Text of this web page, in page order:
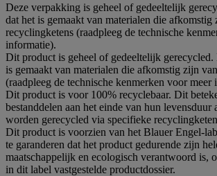
Deze verpakking is geheel of gedeeltelijk
dat het is gemaakt van materialen die afkomstig
recyclingketens (raadpleeg de technische
informatie).
Dit product is geheel of gedeeltelijk gerecycled.
is gemaakt van materialen die afkomstig zijn
(raadpleeg de technische kenmerken voor meer
Dit product is voor 100% recyclebaar. Dit
bestanddelen aan het einde van hun
worden gerecycled via specifieke
Dit product is voorzien van het Blauer Engel-
te garanderen dat het product gedurende zijn
maatschappelijk en ecologisch verantwoord is,
in dit label vastgestelde productdossier.